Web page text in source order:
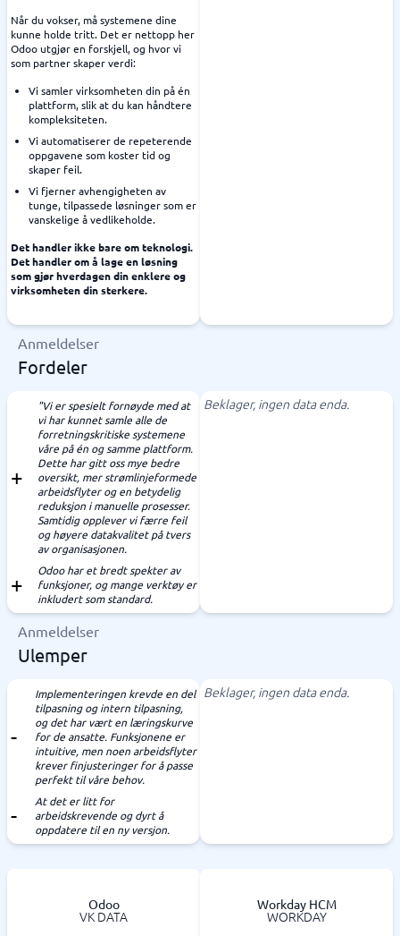
Når du vokser, må systemene dine
kunne holde tritt. Det er nettopp her
Odoo utgjør en forskjell, og hvor vi
som partner skaper verdi:
Vi samler virksomheten din på én
plattform, slik at du kan håndtere
kompleksiteten.
Vi automatiserer de repeterende
oppgavene som koster tid og
skaper feil.
Vi fjerner avhengigheten av
tunge, tilpassede løsninger som er
vanskelige å vedlikeholde.
Det handler ikke bare om teknologi.
Det handler om å lage en løsning
som gjør hverdagen din enklere og
virksomheten din sterkere.
Anmeldelser
Fordeler
"Vi er spesielt fornøyde med at
vi har kunnet samle alle de
forretningskritiske systemene
våre på én og samme plattform.
Dette har gitt oss mye bedre
oversikt, mer strømlinjeformede
arbeidsflyter og en betydelig
reduksjon i manuelle prosesser.
Samtidig opplever vi færre feil
og høyere datakvalitet på tvers
av organisasjonen.
Odoo har et bredt spekter av
funksjoner, og mange verktøy er
inkludert som standard.
Beklager, ingen data enda.
Anmeldelser
Ulemper
Implementeringen krevde en del
tilpasning og intern tilpasning,
og det har vært en læringskurve
for de ansatte. Funksjonene er
intuitive, men noen arbeidsflyter
krever finjusteringer for å passe
perfekt til våre behov.
At det er litt for
arbeidskrevende og dyrt å
oppdatere til en ny versjon.
Beklager, ingen data enda.
Odoo
VK DATA
Workday HCM
WORKDAY